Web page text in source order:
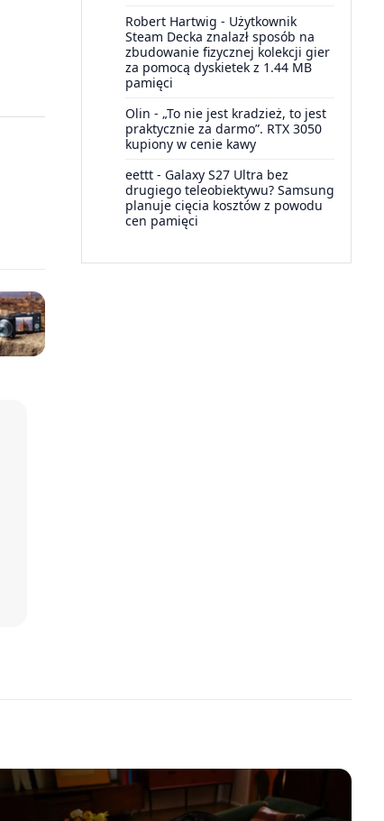
Robert Hartwig - Użytkownik
Steam Decka znalazł sposób na
zbudowanie fizycznej kolekcji gier
za pomocą dyskietek z 1.44 MB
pamięci
Olin - „To nie jest kradzież, to jest
praktycznie za darmo”. RTX 3050
kupiony w cenie kawy
eettt - Galaxy S27 Ultra bez
drugiego teleobiektywu? Samsung
planuje cięcia kosztów z powodu
cen pamięci